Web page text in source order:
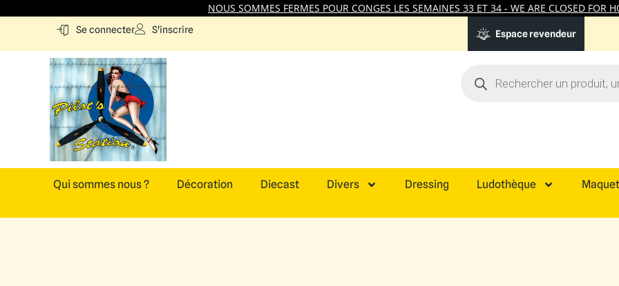
NOUS SOMMES FERMES POUR CONGES LES SEMAINES 33 ET 34 - WE ARE CLOSED FOR
Se connecter S'inscrire Espace revendeur
Qui sommes nous ? Décoration Diecast Divers Dressing Ludothèque